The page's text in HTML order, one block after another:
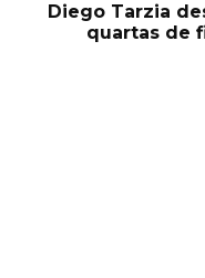
Diego Tarzia
quartas de